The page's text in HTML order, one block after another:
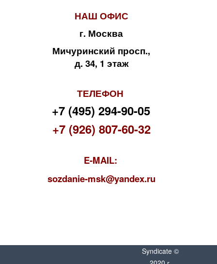
НАШ ОФИС
г. Москва
Мичуринский просп.,
д. 34, 1 этаж
ТЕЛЕФОН
+7 (495) 294-90-05
+7 (926) 807-60-32
E-MAIL:
sozdanie-msk@yandex.ru
Syndicate ©